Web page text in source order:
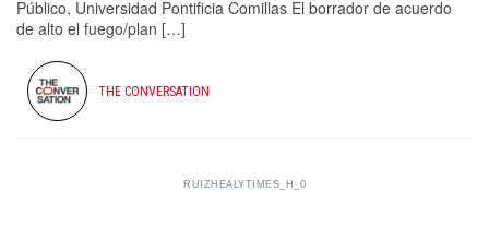
Público, Universidad Pontificia Comillas El borrador de acuerdo
de alto el fuego/plan […]
THE CONVERSATION
RUIZHEALYTIMES_H_0